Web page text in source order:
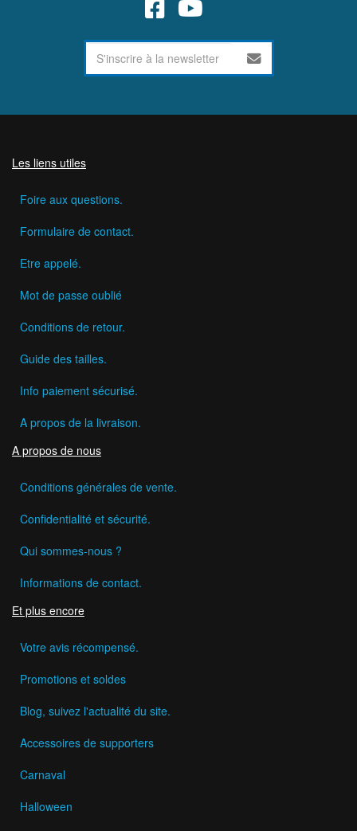
Les liens utiles
Foire aux questions.
Formulaire de contact.
Etre appelé.
Mot de passe oublié
Conditions de retour.
Guide des tailles.
Info paiement sécurisé.
A propos de la livraison.
A propos de nous
Conditions générales de vente.
Confidentialité et sécurité.
Qui sommes-nous ?
Informations de contact.
Et plus encore
Votre avis récompensé.
Promotions et soldes
Blog, suivez l'actualité du site.
Accessoires de supporters
Carnaval
Halloween